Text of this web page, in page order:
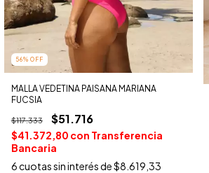
56% OFF
MALLA VEDETINA PAISANA MARIANA
FUCSIA
$117.333 $51.716
$41.372,80 con Transferencia
Bancaria
6cuotas sin interés de$8.619,33